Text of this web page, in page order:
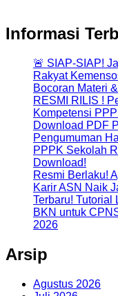
Informasi
🚨 SIAP-SIAP!
Rakyat
Bocoran Materi
RESMI RILIS !
Kompetensi
Download PDF
Pengumuman
PPPK Sekolah
Download!
Resmi Berlaku!
Karir ASN Naik
Terbaru! Tutorial
BKN untuk
2026
Arsip
Agustus 2026